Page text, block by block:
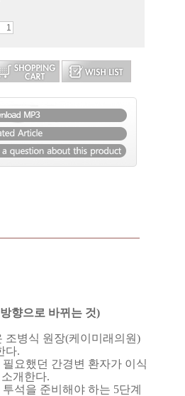
향으로 바뀌는 것)
조병식 원장(케이미래의원)
다.
필요했던 간경변 환자가 이식
개한다.
석을 준비해야 하는 5단계